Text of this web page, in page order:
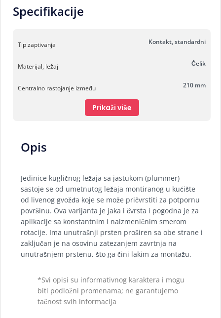
Specifikacije
Tip zaptivanja Kontakt, standardni
Materijal, ležaj Čelik
Centralno rastojanje između 210 mm
Prikaži više
Opis
Jedinice kugličnog ležaja sa jastukom (plummer)
sastoje se od umetnutog ležaja montiranog u kućište
od livenog gvožđa koje se može pričvrstiti za potpornu
površinu. Ova varijanta je jaka i čvrsta i pogodna je za
aplikacije sa konstantnim i naizmeničnim smerom
rotacije. Ima unutrašnji prsten proširen sa obe strane i
zaključan je na osovinu zatezanjem zavrtnja na
unutrašnjem prstenu, što ga čini lakim za montažu.
*Svi opisi su informativnog karaktera i mogu
biti podložni promenama; ne garantujemo
tačnost svih informacija